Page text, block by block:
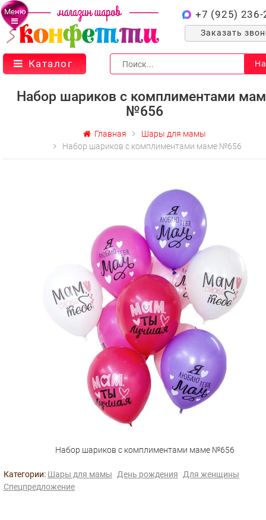
Меню +7 (925) 236-
Заказать
Каталог
Набор шариков с комплиментами
№656
Главная
Шары для мамы
Набор шариков с комплиментами маме №656
Набор шариков с комплиментами маме №656
Категории: Шары для мамы День рождения
Для женщины
Спецпредложение